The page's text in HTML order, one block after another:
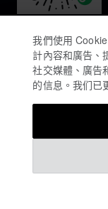
COOKIES政策
我們使用
計內容和廣告、
社交媒體、廣告
的信息。我们已